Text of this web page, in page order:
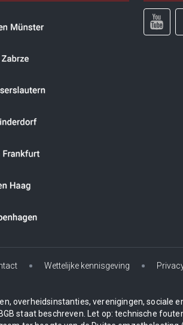
Wettelijke kennisgeving
overheidsinstanties, verenigingen, sociale
staat beschreven. Let op: technische